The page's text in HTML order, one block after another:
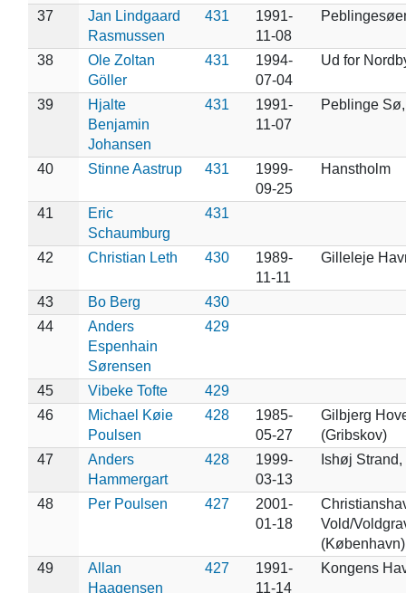
37
Jan Lindgaard
Rasmussen
431
1991-
11-08
38
Ole Zoltan
Göller
431
1994-
07-04
Ud for
39
Hjalte
Benjamin
Johansen
431
1991-
11-07
Peblinge
40 Stinne Aastrup 431
1999-
09-25
Hanstholm
41
Eric
Schaumburg
431
42 Christian Leth 430
1989-
11-11
Gilleleje
43 Bo Berg
430
44
Anders
Espenhain
Sørensen
429
45 Vibeke Tofte
429
46
Michael Køie
Poulsen
428
1985-
05-27
Gilbjerg
(Gribskov)
47
Anders
Hammergart
428
1999-
03-13
Ishøj Strand,
48 Per Poulsen 427
2001-
01-18
Vold/
(København)
49
Allan
Haagensen
427
1991-
11-14
Kongens